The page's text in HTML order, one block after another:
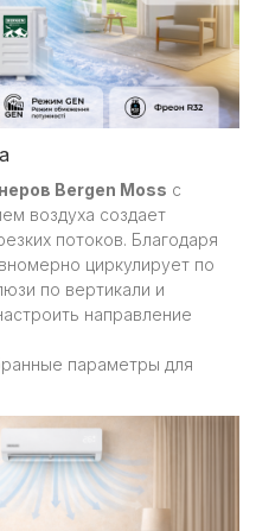
Bergen Moss с
воздуха создает
потоков. Благодаря
циркулирует по
по вертикали и
направление
параметры для